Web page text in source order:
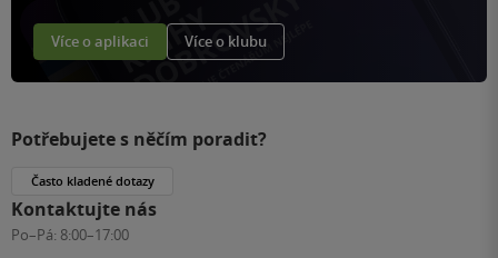
Více o aplikaci Více o klubu
Potřebujete s něčím poradit?
Často kladené dotazy
Kontaktujte nás
Po–Pá: 8:00–17:00